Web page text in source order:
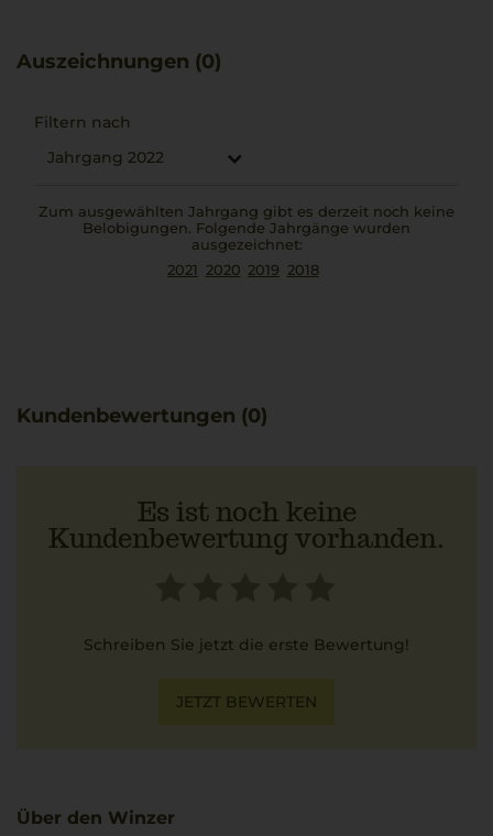
Auszeichnungen (0)
Filtern nach
Jahrgang 2022
Zum ausgewählten Jahrgang gibt es derzeit noch keine
Belobigungen. Folgende Jahrgänge wurden
ausgezeichnet:
2021
2020 2019 2018
Kundenbewertungen (0)
Es ist noch keine
Kundenbewertung vorhanden.
Schreiben Sie jetzt die erste Bewertung!
JETZT BEWERTEN
Über den Winzer